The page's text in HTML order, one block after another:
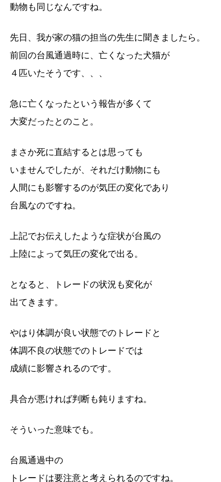
動物も同じなんですね。
先日、我が家の猫の担当の先生に聞きましたら。
前回の台風通過時に、亡くなった犬猫が
４匹いたそうです、、、
急に亡くなったという報告が多くて
大変だったとのこと。
まさか死に直結するとは思っても
いませんでしたが、それだけ動物にも
人間にも影響するのが気圧の変化であり
台風なのですね。
上記でお伝えしたような症状が台風の
上陸によって気圧の変化で出る。
となると、トレードの状況も変化が
出てきます。
やはり体調が良い状態でのトレードと
体調不良の状態でのトレードでは
成績に影響されるのです。
具合が悪ければ判断も鈍りますね。
そういった意味でも。
台風通過中の
トレードは要注意と考えられるのですね。